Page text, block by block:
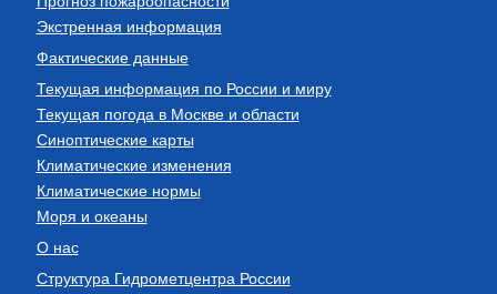
Экстренная информация
Фактические данные
Текущая информация по России и миру
Текущая погода в Москве и области
Синоптические карты
Климатические изменения
Климатические нормы
Моря и океаны
О нас
Структура Гидрометцентра России